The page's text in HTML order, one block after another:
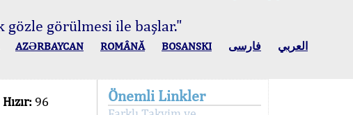
gözle görülmesi ile başlar."
AZӘRBAYCAN ROMÂNĂ BOSANSKI العربي فارسی
Hızır: 96 Önemli Linkler